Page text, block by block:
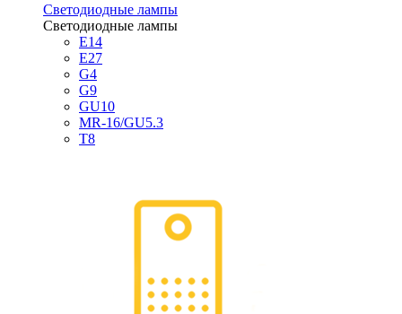
Светодиодные лампы
Светодиодные лампы
E14
E27
G4
G9
GU10
MR-16/GU5.3
T8